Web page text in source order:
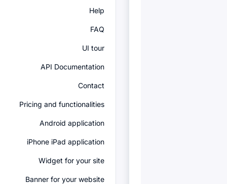
Help
FAQ
UI tour
API Documentation
Contact
Pricing and functionalities
Android application
iPhone iPad application
Widget for your site
Banner for your website